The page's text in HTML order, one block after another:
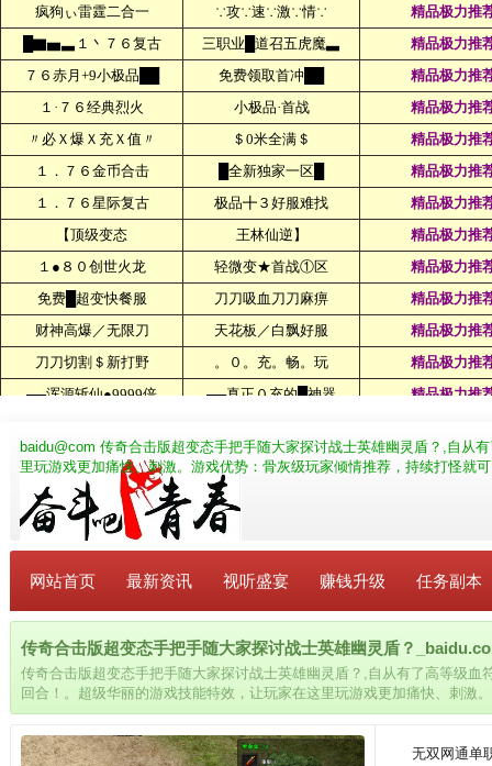
baidu@com 传奇合击版超变态手把手随大家探讨战士英雄幽灵盾？,自从
里玩游戏更加痛快、刺激。游戏优势：骨灰级玩家倾情推荐，持续打怪就
网站首页 最新资讯 视听盛宴 赚钱升级 任务副本
传奇合击版超变态手把手随大家探讨战士英雄幽灵盾？
传奇合击版超变态手把手随大家探讨战士英雄幽灵盾？,自从有了高等级血
回合！。超级华丽的游戏技能特效，让玩家在这里玩游戏更加痛快、刺激
续打怪就可以刷出幸运装备。
无双网通单